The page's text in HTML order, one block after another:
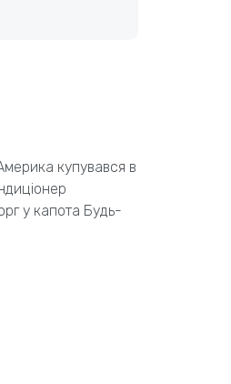
купувався в
у капота Будь-